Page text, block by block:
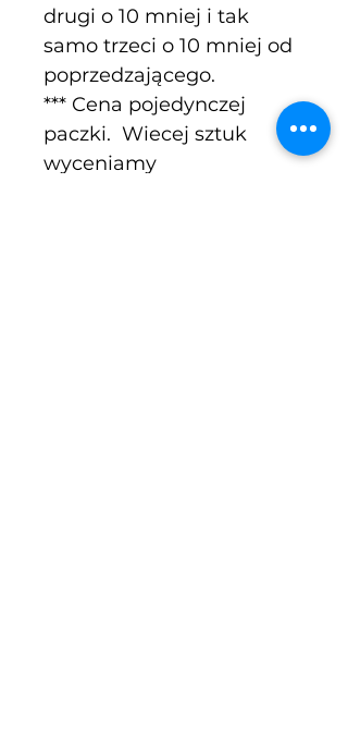
drugi o 10 mniej i tak
samo trzeci o 10 mniej od
poprzedzającego.
*** Cena pojedynczej
paczki.  Wiecej sztuk
wyceniamy